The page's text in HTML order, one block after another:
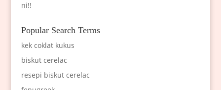
ni!!
Popular Search Terms
kek coklat kukus
biskut cerelac
resepi biskut cerelac